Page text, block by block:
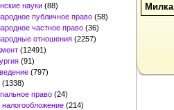
науки (88)
публичное право (58)
частное право (36)
отношения (2257)
(12491)
(91)
(797)
(1338)
право (24)
налогообложение (214)
Милка